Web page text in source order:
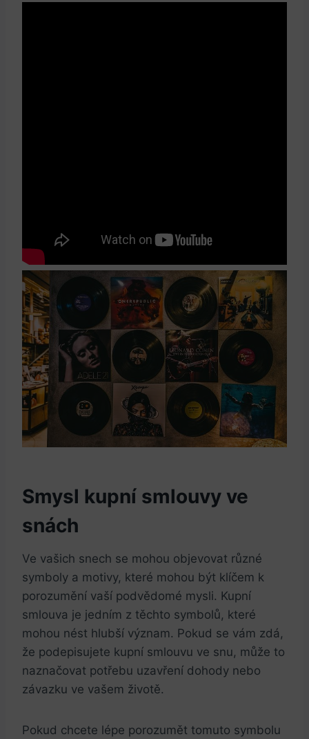
Smysl kupní smlouvy ve
snách
Ve vašich snech se mohou objevovat různé
symboly a motivy, které mohou být klíčem k
porozumění vaší podvědomé mysli. Kupní
smlouva je jedním z těchto symbolů, které
mohou nést hlubší význam. Pokud se vám zdá,
že podepisujete kupní smlouvu ve snu, může to
naznačovat potřebu uzavření dohody nebo
závazku ve vašem životě.
Pokud chcete lépe porozumět tomuto symbolu